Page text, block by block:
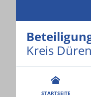
Kreis Düren
STARTSEITE